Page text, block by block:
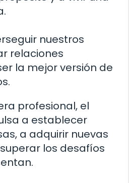
nuestros
relaciones
la mejor versión de
profesional, el
a establecer
a adquirir nuevas
los desafíos